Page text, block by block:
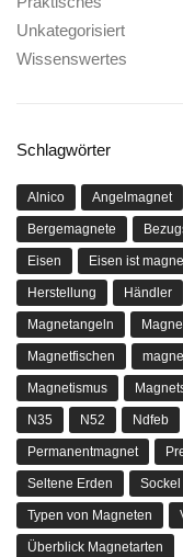
Unkategorisiert
Wissenswertes
Schlagwörter
Alnico Angelmagnet
Bergemagnete
Eisen Eisen ist
Herstellung Händler
Magnetangeln
Magnetfischen
Magnetismus
N35 N52 Ndfeb
Permanentmagnet
Seltene Erden Sockel
Typen von Magneten
Überblick Magnetarten